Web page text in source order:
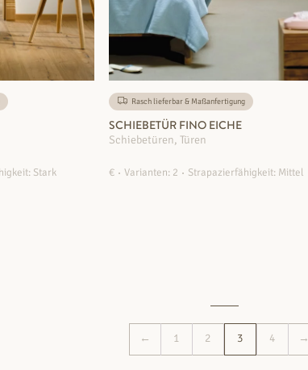
Stark
Rasch lieferbar & Maßanfertigung
SCHIEBETÜR FINO EICHE
Schiebetüren, Türen
€ Varianten: 2 Strapazierfähigkeit: Mittel
← 1 2 3 4 →